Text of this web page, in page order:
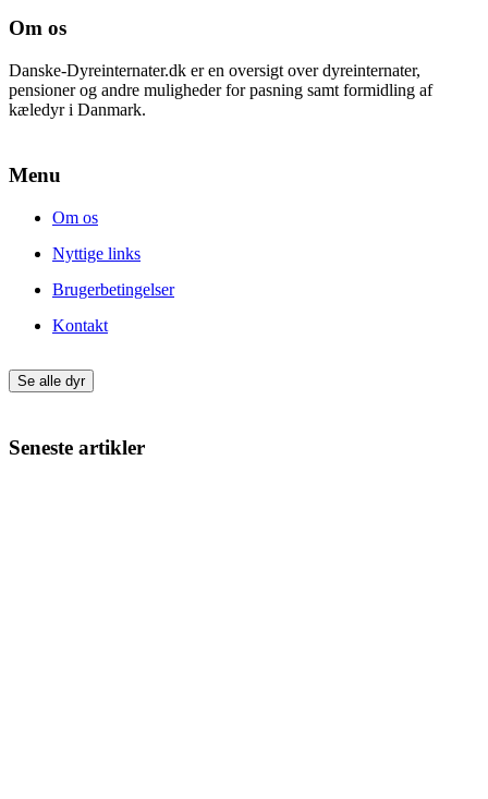
Om os
Danske-Dyreinternater.dk er en oversigt over dyreinternater,
pensioner og andre muligheder for pasning samt formidling af
kæledyr i Danmark.
Menu
Om os
Nyttige links
Brugerbetingelser
Kontakt
Se alle dyr
Seneste artikler